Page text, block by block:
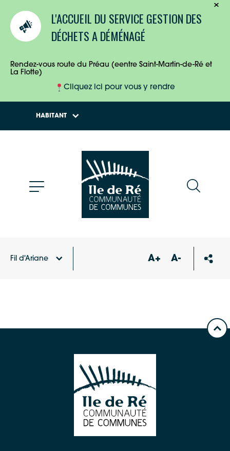
L'ACCUEIL DU SERVICE GESTION DES
DÉCHETS A DÉMÉNAGÉ
Rendez-vous route du Préau (eentre Saint-Martin-de-Ré et
La Flotte)
Cliquez ici pour vous y rendre
HABITANT
ENTREPRISES
Fil d'Ariane A+ A-